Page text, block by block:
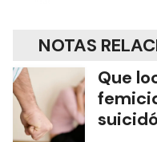
NOTAS
Que
suicidó